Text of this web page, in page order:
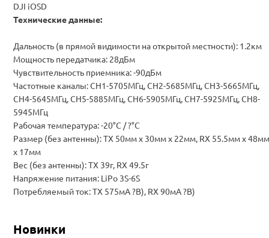
DJI iOSD
Технические данные:
Дальность (в прямой видимости на открытой местности): 1.2км
Мощность передатчика: 28дБм
Чувствительность приемника: -90дБм
Частотные каналы: CH1-5705МГц, СН2-5685МГц, СН3-5665МГц,
СН4-5645МГц, СН5-5885МГц, СН6-5905МГц, СН7-5925МГц, СН8-
5945МГц
Рабочая температура: -20°C / ?°C
Размер (без антенны): TX 50мм х 30мм х 22мм, RX 55.5мм х 48мм
х 17мм
Вес (без антенны): TX 39г, RX 49.5г
Напряжение питания: LiPo 3S-6S
Потребляемый ток: TX 575мА ?В), RX 90мА ?В)
Новинки